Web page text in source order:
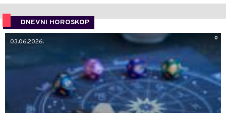
DNEVNI HOROSKOP
0
03.06.2026.